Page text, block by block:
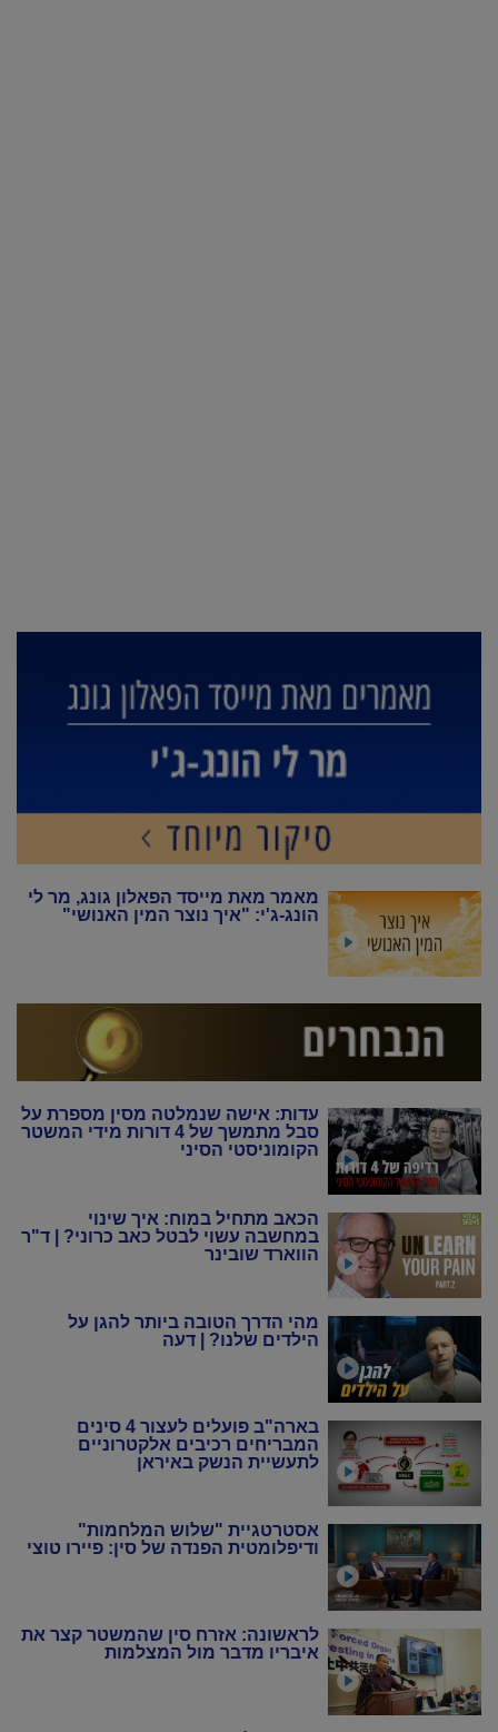
מאמר מאת מייסד הפאלון גונג, מר לי
הונג-ג'י: "איך נוצר המין האנושי"
עדות: אישה שנמלטה מסין מספרת על
סבל מתמשך של 4 דורות מידי המשטר
הקומוניסטי הסיני
הכאב מתחיל במוח: איך שינוי
במחשבה עשוי לבטל כאב כרוני? | ד"ר
הווארד שובינר
מהי הדרך הטובה ביותר להגן על
הילדים שלנו? | דעה
בארה"ב פועלים לעצור 4 סינים
המבריחים רכיבים אלקטרוניים
לתעשיית הנשק באיראן
אסטרטגיית "שלוש המלחמות"
ודיפלומטית הפנדה של סין: פיירו טוצי
לראשונה: אזרח סין שהמשטר קצר את
איבריו מדבר מול המצלמות